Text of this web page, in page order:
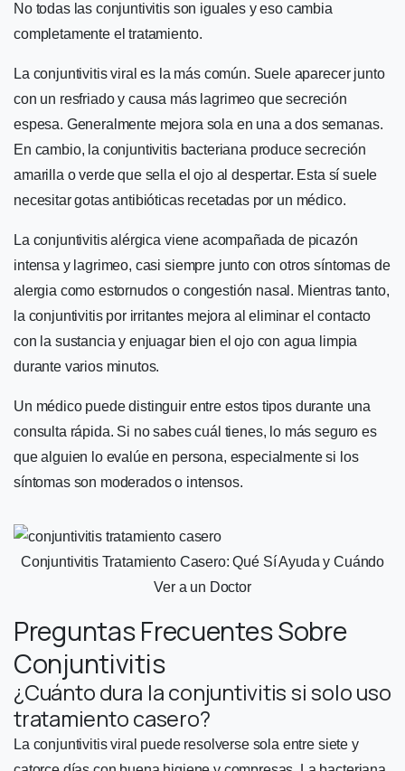
No todas las conjuntivitis son iguales y eso cambia
completamente el tratamiento.
La conjuntivitis viral es la más común. Suele aparecer junto
con un resfriado y causa más lagrimeo que secreción
espesa. Generalmente mejora sola en una a dos semanas.
En cambio, la conjuntivitis bacteriana produce secreción
amarilla o verde que sella el ojo al despertar. Esta sí suele
necesitar gotas antibióticas recetadas por un médico.
La conjuntivitis alérgica viene acompañada de picazón
intensa y lagrimeo, casi siempre junto con otros síntomas de
alergia como estornudos o congestión nasal. Mientras tanto,
la conjuntivitis por irritantes mejora al eliminar el contacto
con la sustancia y enjuagar bien el ojo con agua limpia
durante varios minutos.
Un médico puede distinguir entre estos tipos durante una
consulta rápida. Si no sabes cuál tienes, lo más seguro es
que alguien lo evalúe en persona, especialmente si los
síntomas son moderados o intensos.
Conjuntivitis Tratamiento Casero: Qué Sí Ayuda y Cuándo
Ver a un Doctor
Preguntas Frecuentes Sobre
Conjuntivitis
¿Cuánto dura la conjuntivitis si solo uso
tratamiento casero?
La conjuntivitis viral puede resolverse sola entre siete y